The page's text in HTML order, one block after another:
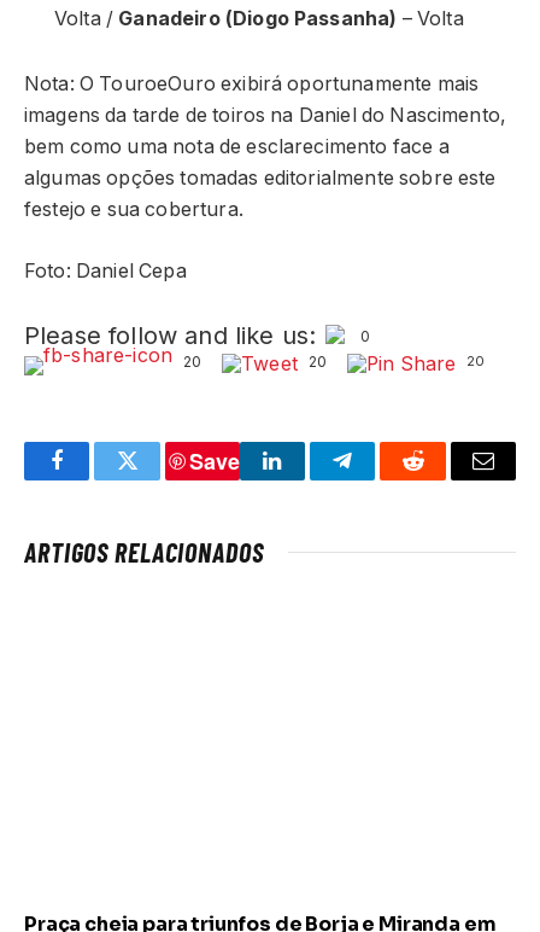
Volta / Ganadeiro (Diogo Passanha) – Volta
Nota: O TouroeOuro exibirá oportunamente mais
imagens da tarde de toiros na Daniel do Nascimento,
bem como uma nota de esclarecimento face a
algumas opções tomadas editorialmente sobre este
festejo e sua cobertura.
Foto: Daniel Cepa
Please follow and like us:
0
20
20 20
FacebookTwitter
Save
LinkedInTelegramReddit Email
ARTIGOS RELACIONADOS
Praça cheia para triunfos de Borja e Miranda em